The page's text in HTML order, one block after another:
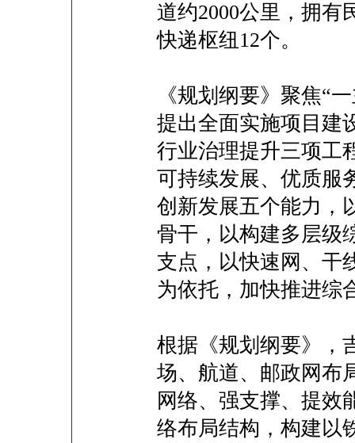
道约2000公里，拥有
快递枢纽12个。
《规划纲要》聚焦“
提出全面实施项目建
行业治理提升三项工
可持续发展、优质服
创新发展五个能力，
骨干，以构建多层级
支点，以快速网、干
为依托，加快推进综
根据《规划纲要》，
场、航道、邮政网布
网络、强支撑、提效
络布局结构，构建以